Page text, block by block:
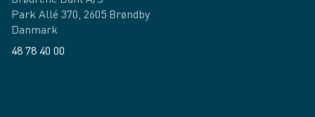
Park Allé 370, 2605 Brøndby
Danmark
48 78 40 00